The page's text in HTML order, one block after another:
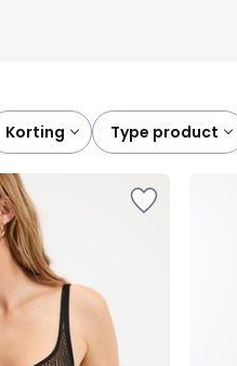
korting type product